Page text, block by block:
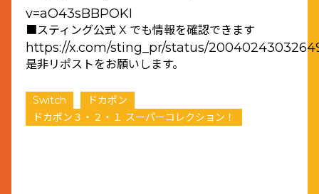
v=aO43sBBPOKI
■スティング公式 X でも情報を確認できます
https://x.com/sting_pr/status/
是非リポストをお願いします。
Switch
ドカポン
ドカポン３・２・１ スーパーコレクション！